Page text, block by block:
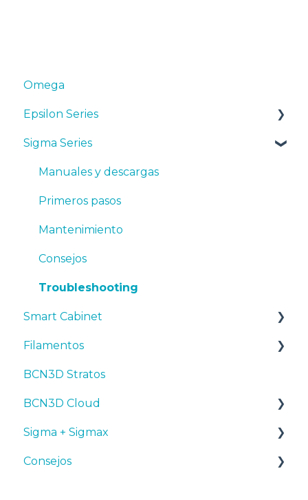
Omega
Epsilon Series
Manuales y Descargas
Primeros pasos
Mantenimiento
Consejos
Resolución de problemas
Sigma Series
Manuales y descargas
Primeros pasos
Mantenimiento
Consejos
Troubleshooting
Smart Cabinet
Manuales y Descargas
Primeros pasos
Mantenimiento
Resolución de problemas
Filamentos
Consejos
PLA
Tough PLA
TPU
BCN3D Stratos
BCN3D Cloud
BCN3D Cloud Teams
Sigma + Sigmax
Manuales y descargas
Consejos